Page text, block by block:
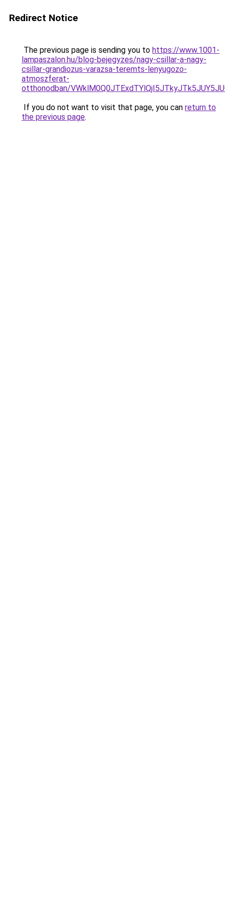
Redirect Notice
The previous page is sending you to https://www.1001-
lampaszalon.hu/blog-bejegyzes/nagy-csillar-a-nagy-
csillar-grandiozus-varazsa-teremts-lenyugozo-
atmoszferat-
otthonodban/
If you do not want to visit that page, you can return to
the previous page.